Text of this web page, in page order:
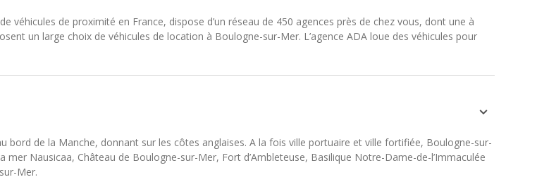
de proximité en France, dispose d’un réseau de 450 agences près de chez vous, dont une à
un large choix de véhicules de location à Boulogne-sur-Mer. L’agence ADA loue des véhicules pour
bord de la Manche, donnant sur les côtes anglaises. A la fois ville portuaire et ville fortifiée, Boulogne-sur-
Nausicaa, Château de Boulogne-sur-Mer, Fort d’Ambleteuse, Basilique Notre-Dame-de-l’Immaculée
Mer.